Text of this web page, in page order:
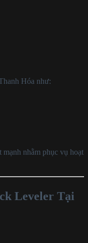
Hóa như:
mạnh nhằm phục vụ hoạt
Leveler Tại